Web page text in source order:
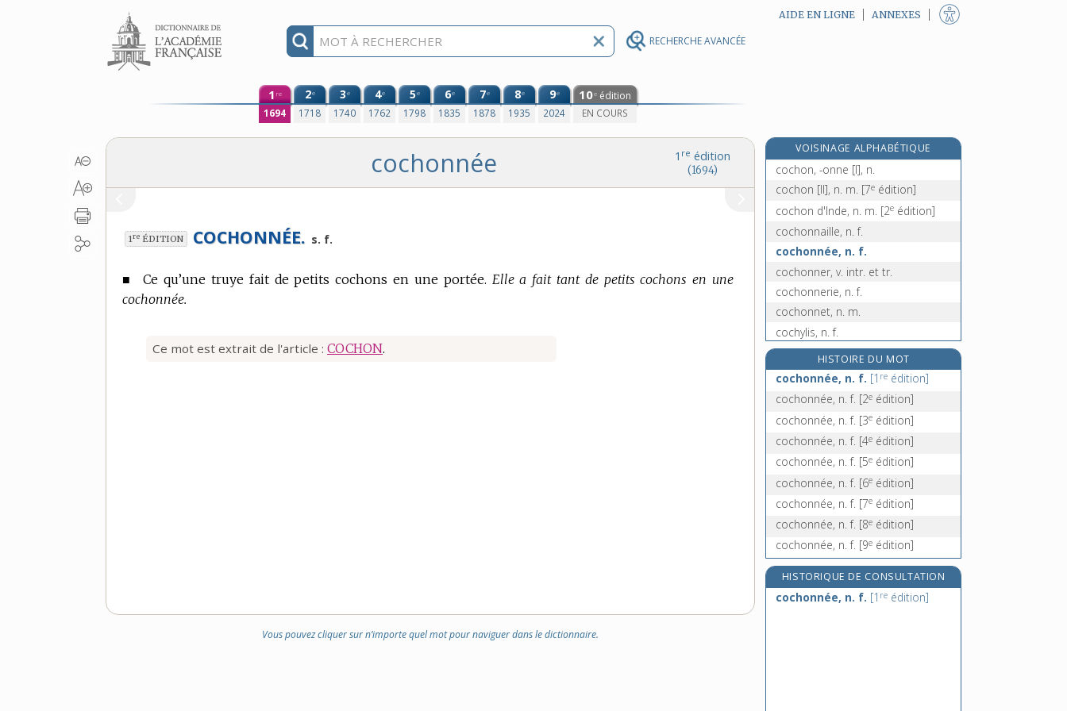
RECHERCHE AVANCÉE
Aller au contenu AIDE EN LIGNE ANNEXES
1 re
1694
2e
1718
3e
1740
4e
1762
5e
1798
6e
1835
7e
1878
8e
1935
9e
2024
10e édition
EN COURS
1 re édition
(1694)
cochonnée
1re ÉDITION COCHONNÉE. s. f.
■Ce qu’une truye fait de petits cochons en une portée. Elle a fait tant de petits cochons en une
cochonnée.
Ce mot est extrait de l'article : COCHON.
Vous pouvez cliquer sur n’importe quel mot pour naviguer dans le dictionnaire.
VOISINAGE ALPHABÉTIQUE
cochlée, n. f.
cochon, -onne [I], n.
cochon [II], n. m. [7e édition]
cochon d'Inde, n. m. [2e édition]
cochonnaille, n. f.
cochonnée, n. f.
cochonner, v. intr. et tr.
cochonnerie, n. f.
cochonnet, n. m.
cochylis, n. f.
cocker, n. m.
cockney, n.
cockpit, n. m.
cocktail, n. m.
HISTOIRE DU MOT
cochonnée, n. f. [1 re édition]
cochonnée, n. f. [2e édition]
cochonnée, n. f. [3e édition]
cochonnée, n. f. [4e édition]
cochonnée, n. f. [5e édition]
cochonnée, n. f. [6e édition]
cochonnée, n. f. [7e édition]
cochonnée, n. f. [8e édition]
cochonnée, n. f. [9e édition]
HISTORIQUE DE CONSULTATION
cochonnée, n. f. [1 re édition]